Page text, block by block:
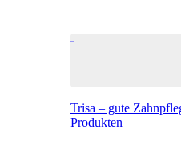
Trisa – gute
Produkten